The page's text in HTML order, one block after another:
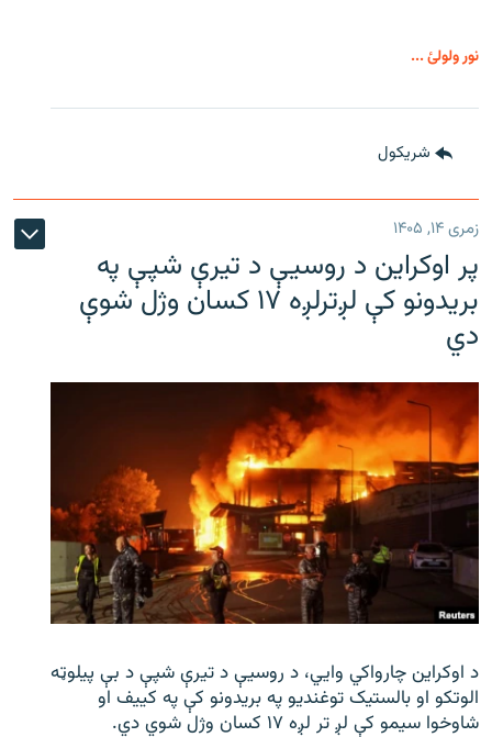
نور ولولئ ...
شريکول
زمری ۱۴, ۱۴۰۵
پر اوکراین د روسیې د تیرې شپې په
بریدونو کې لږترلږه ۱۷ کسان وژل شوې
دي
د اوکراین چارواکي وایي، د روسیې د تیرې شپې د بې‌ پیلوټه
الوتکو او بالستیک توغندیو په بریدونو کې په کییف او
شاوخوا سیمو کې لږ تر لږه ۱۷ کسان وژل شوي دي.